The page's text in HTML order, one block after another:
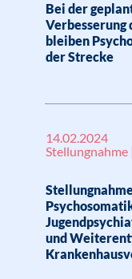
Bei der
Verbesserung
bleiben
der Strecke
14.02.2024
Stellungnahme
und